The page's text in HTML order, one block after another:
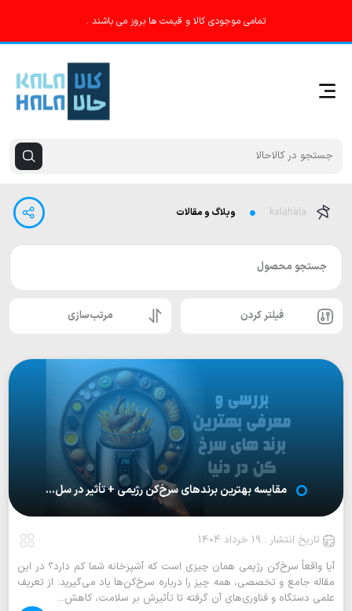
تمامی موجودی کالا و قیمت ها بروز می باشند .
kalahala وبلاگ و مقالات
جستجو محصول
فیلتر کردن مرتب‌سازی
مقایسه بهترین برندهای سرخ‌کن رژیمی + تأثیر در سل...
تاریخ انتشار : 19 خرداد 1404
آیا واقعاً سرخ‌کن رژیمی همان چیزی است که آشپزخانه شما کم دارد؟ در این
مقاله جامع و تخصصی، همه چیز را درباره سرخ‌کن‌ها یاد می‌گیرید: از تعریف
علمی دستگاه و فناوری‌های آن گرفته تا تأثیرش بر سلامت، کاهش...